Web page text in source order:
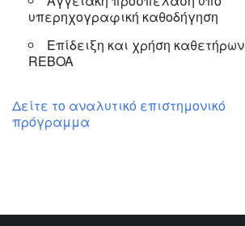
υπερηχογραφική καθοδήγηση
Επίδειξη και χρήση καθετήρων
REBOA
Δείτε το αναλυτικό επιστημονικό
πρόγραμμα